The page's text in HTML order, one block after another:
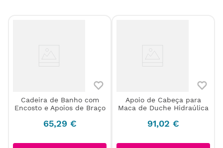
Cadeira de Banho com
Encosto e Apoios de Braço
65,29 €
Apoio de Cabeça para
Maca de Duche Hidraúlica
91,02 €